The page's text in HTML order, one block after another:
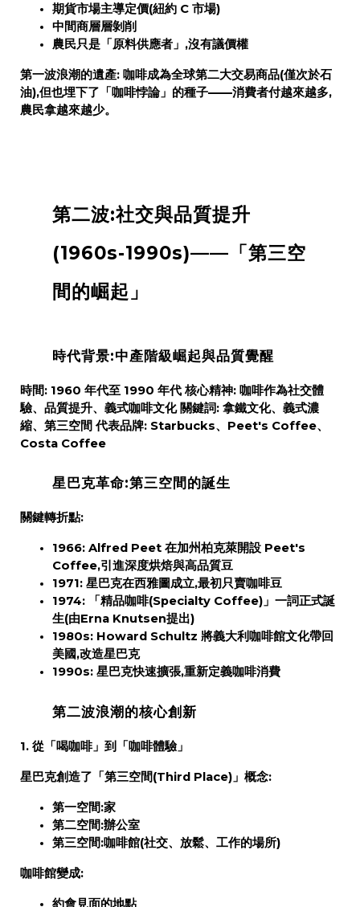
期貨市場主導定價(紐約 C 市場)
中間商層層剝削
農民只是「原料供應者」,沒有議價權
第一波浪潮的遺產: 咖啡成為全球第二大交易商品(僅次於石
油),但也埋下了「咖啡悖論」的種子——消費者付越來越多,
農民拿越來越少。
第二波:社交與品質提升
(1960s-1990s)——「第三空
間的崛起」
時代背景:中產階級崛起與品質覺醒
時間: 1960 年代至 1990 年代 核心精神: 咖啡作為社交體
驗、品質提升、義式咖啡文化 關鍵詞: 拿鐵文化、義式濃
縮、第三空間 代表品牌: Starbucks、Peet's Coffee、
Costa Coffee
星巴克革命:第三空間的誕生
關鍵轉折點:
1966: Alfred Peet 在加州柏克萊開設 Peet's
Coffee,引進深度烘焙與高品質豆
1971: 星巴克在西雅圖成立,最初只賣咖啡豆
1974:
「精品咖啡(Specialty Coffee)」一詞正式誕
生(由Erna Knutsen提出)
1980s: Howard Schultz 將義大利咖啡館文化帶回
美國,改造星巴克
1990s: 星巴克快速擴張,重新定義咖啡消費
第二波浪潮的核心創新
1. 從「喝咖啡」到「咖啡體驗」
星巴克創造了「第三空間(Third Place)」概念:
第一空間:家
第二空間:辦公室
第三空間:咖啡館(社交、放鬆、工作的場所)
咖啡館變成:
約會見面的地點